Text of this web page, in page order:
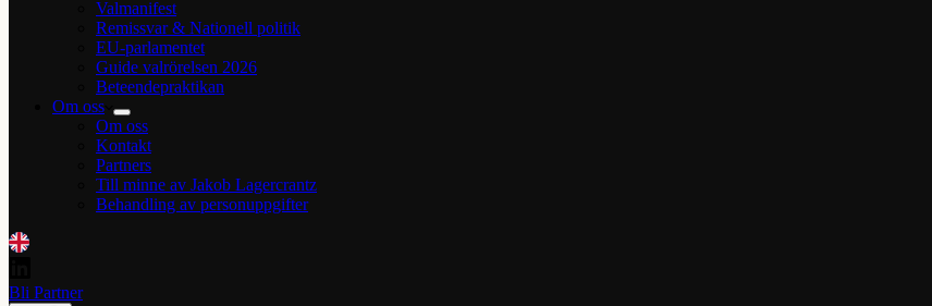
Valmanifest
Remissvar & Nationell politik
EU-parlamentet
Guide valrörelsen 2026
Beteendepraktikan
Om oss
Om oss
Kontakt
Partners
Till minne av Jakob Lagercrantz
Behandling av personuppgifter
Bli Partner